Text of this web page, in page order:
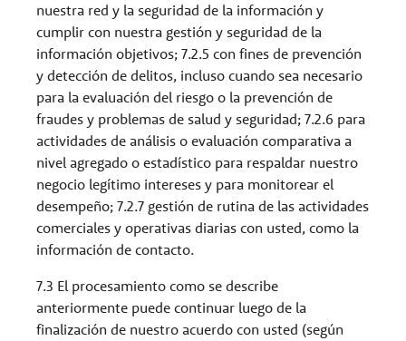
nuestra red y la seguridad de la información y
cumplir con nuestra gestión y seguridad de la
información objetivos; 7.2.5 con fines de prevención
y detección de delitos, incluso cuando sea necesario
para la evaluación del riesgo o la prevención de
fraudes y problemas de salud y seguridad; 7.2.6 para
actividades de análisis o evaluación comparativa a
nivel agregado o estadístico para respaldar nuestro
negocio legítimo intereses y para monitorear el
desempeño; 7.2.7 gestión de rutina de las actividades
comerciales y operativas diarias con usted, como la
información de contacto.
7.3 El procesamiento como se describe
anteriormente puede continuar luego de la
finalización de nuestro acuerdo con usted (según